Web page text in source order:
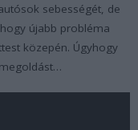
sebességét, de
újabb probléma
közepén. Úgyhogy